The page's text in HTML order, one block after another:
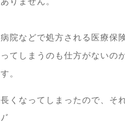
病院などで処方される医療保
ってしまうのも仕方がないの
す。
長くなってしまったので、そ
ﾉﾞ